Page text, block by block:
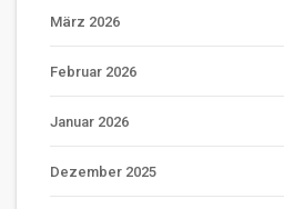
März 2026
Februar 2026
Januar 2026
Dezember 2025